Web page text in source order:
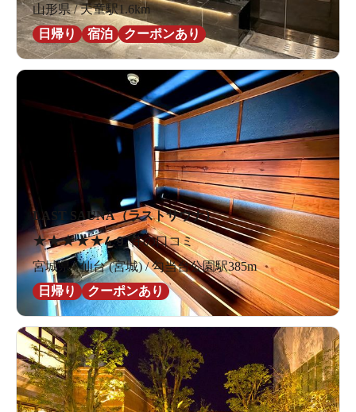
山形県 / 天童駅1.6km
日帰り
宿泊 クーポンあり
LAST SAUNA（ラストサウナ）
★★★★★4.97件の口コミ
宮城県 / 仙台 (宮城) / 勾当台公園駅385m
日帰り
クーポンあり